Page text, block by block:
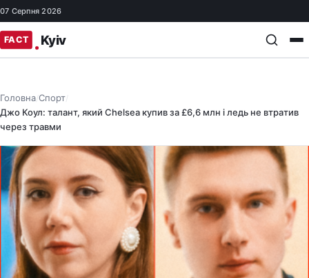
07 Серпня 2026
Головна/Спорт/
Джо Коул: талант, який Chelsea купив за £6,6 млн і ледь не втратив
через травми